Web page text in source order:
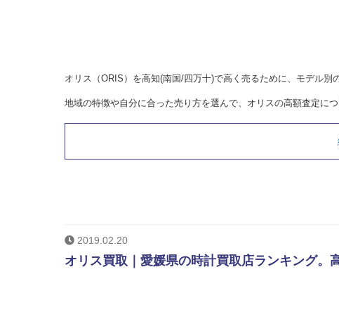
オリス（ORIS）を高知(南国/四万十)で高く売るために、モデル別
地域の特徴や自分に合った売り方を選んで、オリスの高額査定につ
2019.02.20
オリス買取｜愛媛県の時計買取店ランキング。